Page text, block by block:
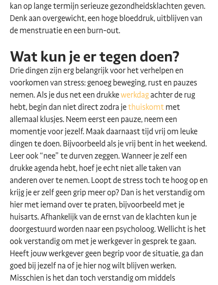
kan op lange termijn serieuze gezondheidsklachten geven.
Denk aan overgewicht, een hoge bloeddruk, uitblijven van
de menstruatie en een burn-out.
Wat kun je er tegen doen?
Drie dingen zijn erg belangrijk voor het verhelpen en
voorkomen van stress: genoeg beweging, rust en pauzes
nemen. Als je dus net een drukkewerkdagachter de rug
hebt, begin dan niet direct zodra jethuiskomtmet
allemaal klusjes. Neem eerst een pauze, neem een
momentje voor jezelf. Maak daarnaast tijd vrij om leuke
dingen te doen. Bijvoorbeeld als je vrij bent in het weekend.
Leer ook “nee” te durven zeggen. Wanneer je zelf een
drukke agenda hebt, hoef je echt niet alle taken van
anderen over te nemen. Loopt de stress toch te hoog op en
krijg je er zelf geen grip meer op? Dan is het verstandig om
hier met iemand over te praten, bijvoorbeeld met je
huisarts. Afhankelijk van de ernst van de klachten kun je
doorgestuurd worden naar een psycholoog. Wellicht is het
ook verstandig om met je werkgever in gesprek te gaan.
Heeft jouw werkgever geen begrip voor de situatie, ga dan
goed bij jezelf na of je hier nog wilt blijven werken.
Misschien is het dan toch verstandig om middels